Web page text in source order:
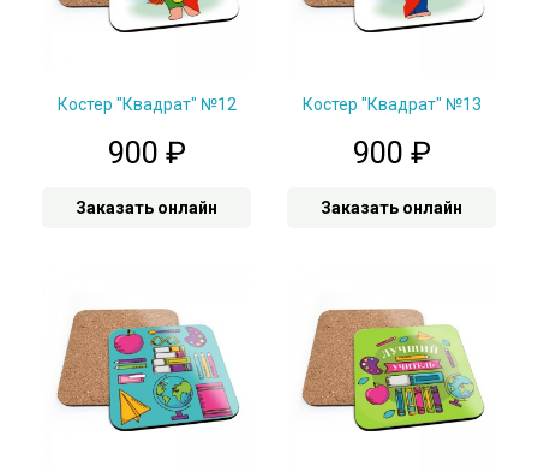
Костер "Квадрат" №12
900 ₽
Заказать онлайн
Костер "Квадрат" №13
900 ₽
Заказать онлайн